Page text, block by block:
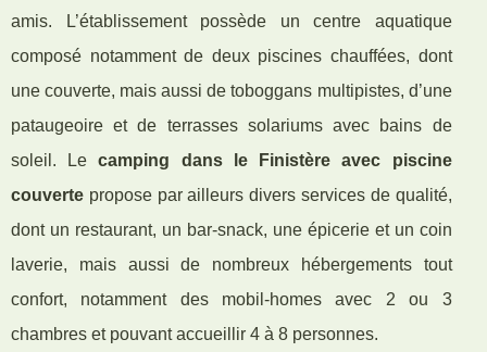
amis. L’établissement possède un centre aquatique
composé notamment de deux piscines chauffées, dont
une couverte, mais aussi de toboggans multipistes, d’une
pataugeoire et de terrasses solariums avec bains de
soleil. Lecamping dans le Finistère avec piscine
couverte propose par ailleurs divers services de qualité,
dont un restaurant, un bar-snack, une épicerie et un coin
laverie, mais aussi de nombreux hébergements tout
confort, notamment des mobil-homes avec 2 ou 3
chambres et pouvant accueillir 4 à 8 personnes.